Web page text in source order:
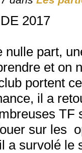
2017
nulle part,
et on
portent
il a
TF
sur les
a survolé le